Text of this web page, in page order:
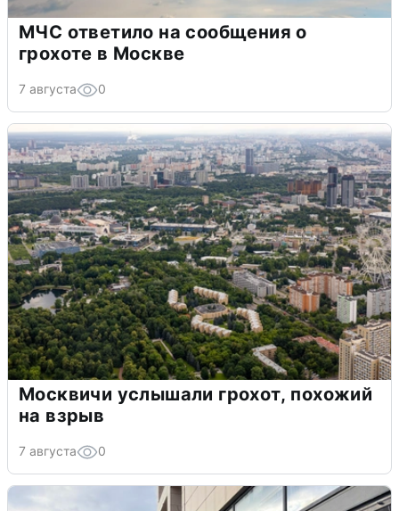
МЧС ответило на сообщения о
грохоте в Москве
7 августа 0
Москвичи услышали грохот, похожий
на взрыв
7 августа 0